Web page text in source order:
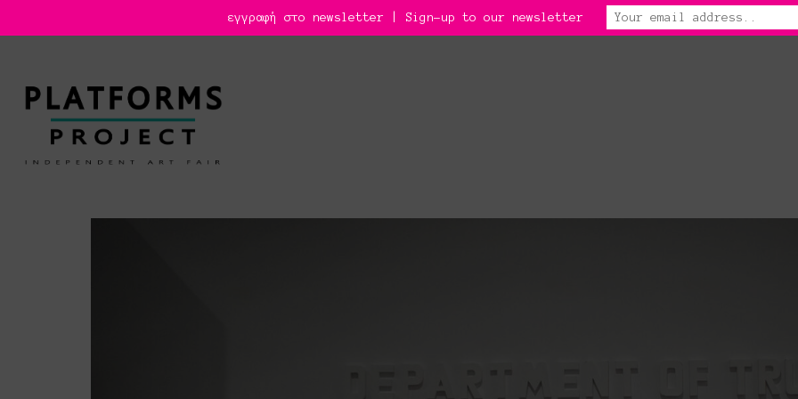
εγγραφή στο newsletter | Sign-up to our newsletter